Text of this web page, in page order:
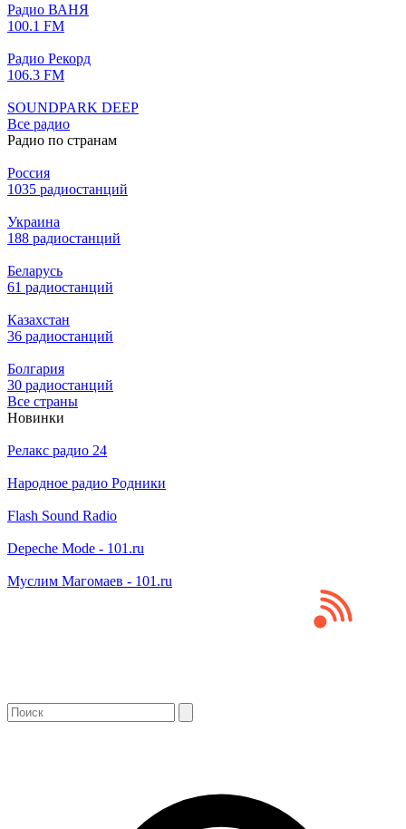
Радио ВАНЯ
100.1 FM
Радио Рекорд
106.3 FM
SOUNDPARK DEEP
Все радио
Радио по странам
Россия
1035 радиостанций
Украина
188 радиостанций
Беларусь
61 радиостанций
Казахстан
36 радиостанций
Болгария
30 радиостанций
Все страны
Новинки
Релакс радио 24
Народное радио Родники
Flash Sound Radio
Depeche Mode - 101.ru
Муслим Магомаев - 101.ru